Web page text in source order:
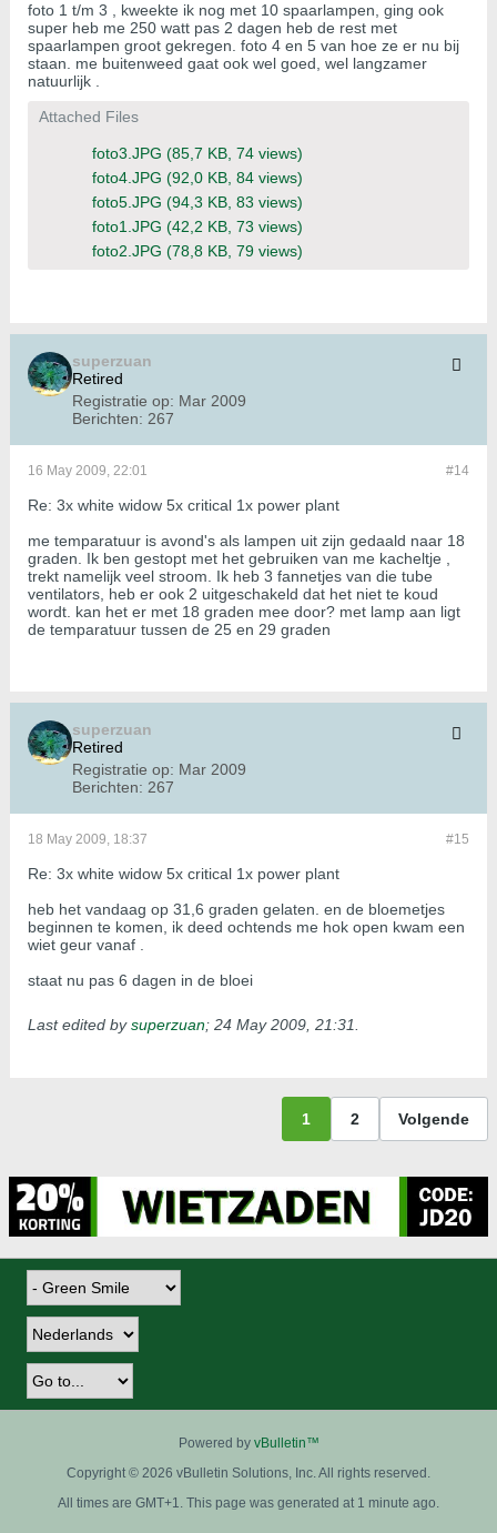
foto 1 t/m 3 , kweekte ik nog met 10 spaarlampen, ging ook
super heb me 250 watt pas 2 dagen heb de rest met
spaarlampen groot gekregen. foto 4 en 5 van hoe ze er nu bij
staan. me buitenweed gaat ook wel goed, wel langzamer
natuurlijk .
Attached Files
foto3.JPG (85,7 KB, 74 views)
foto4.JPG (92,0 KB, 84 views)
foto5.JPG (94,3 KB, 83 views)
foto1.JPG (42,2 KB, 73 views)
foto2.JPG (78,8 KB, 79 views)
superzuan
Retired
Registratie op: Mar 2009
Berichten: 267
#14
16 May 2009, 22:01
Re: 3x white widow 5x critical 1x power plant
me temparatuur is avond's als lampen uit zijn gedaald naar 18
graden. Ik ben gestopt met het gebruiken van me kacheltje ,
trekt namelijk veel stroom. Ik heb 3 fannetjes van die tube
ventilators, heb er ook 2 uitgeschakeld dat het niet te koud
wordt. kan het er met 18 graden mee door? met lamp aan ligt
de temparatuur tussen de 25 en 29 graden
superzuan
Retired
Registratie op: Mar 2009
Berichten: 267
#15
18 May 2009, 18:37
Re: 3x white widow 5x critical 1x power plant
heb het vandaag op 31,6 graden gelaten. en de bloemetjes
beginnen te komen, ik deed ochtends me hok open kwam een
wiet geur vanaf .
staat nu pas 6 dagen in de bloei
Last edited bysuperzuan; 24 May 2009, 21:31
1 2 Volgende
Powered by vBulletin™
Copyright © 2026 vBulletin Solutions, Inc. All rights reserved.
All times are GMT+1. This page was generated at 1 minute ago.